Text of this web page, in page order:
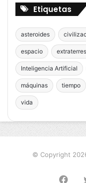
Etiquetas
asteroides
espacio
Inteligencia Artificial
máquinas tiempo
vida
© Copyright